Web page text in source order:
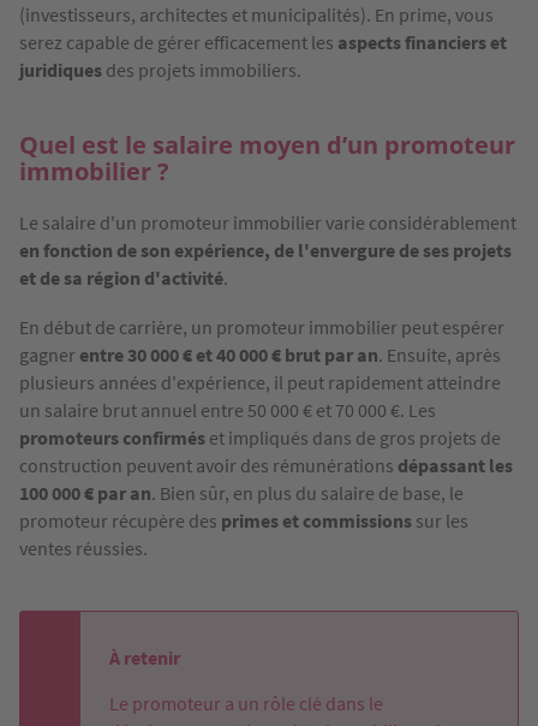
(investisseurs, architectes et municipalités). En prime, vous
serez capable de gérer efficacement les aspects financiers et
juridiques des projets immobiliers.
Quel est le salaire moyen d’un promoteur
immobilier ?
Le salaire d'un promoteur immobilier varie considérablement
en fonction de son expérience, de l'envergure de ses projets
et de sa région d'activité.
En début de carrière, un promoteur immobilier peut espérer
gagner entre 30 000 € et 40 000 € brut par an. Ensuite, après
plusieurs années d'expérience, il peut rapidement atteindre
un salaire brut annuel entre 50 000 € et 70 000 €. Les
promoteurs confirmés et impliqués dans de gros projets de
construction peuvent avoir des rémunérations dépassant les
100 000 € par an. Bien sûr, en plus du salaire de base, le
promoteur récupère des primes et commissions sur les
ventes réussies.
À retenir
Le promoteur a un rôle clé dans le